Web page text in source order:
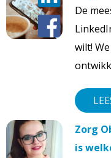
De
wilt!
Zorg
is